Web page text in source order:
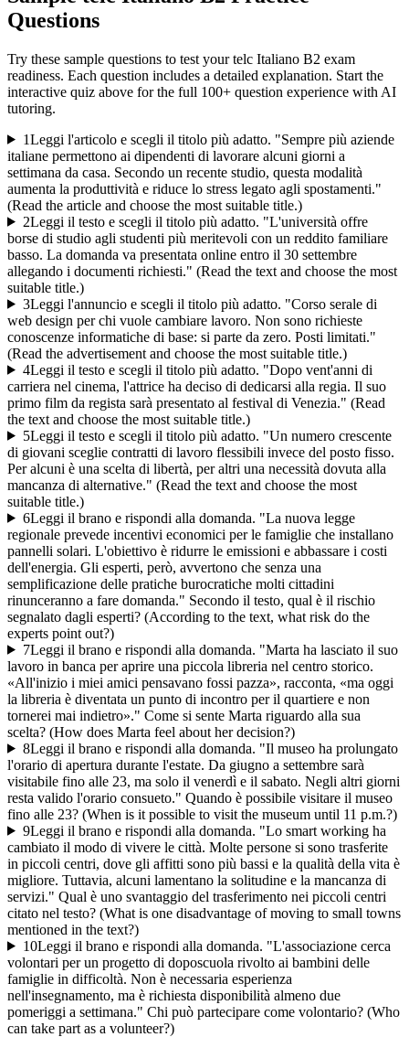
Questions
Try these sample questions to test yourtelc Italiano B2 exam
readiness. Each question includes a detailed explanation. Start the
interactive quiz above for the full 100+ question experience with AI
tutoring.
1Leggi l'articolo e scegli il titolo più adatto. "Sempre più aziende
italiane permettono ai dipendenti di lavorare alcuni giorni a
settimana da casa. Secondo un recente studio, questa modalità
aumenta la produttività e riduce lo stress legato agli spostamenti."
(Read the article and choose the most suitable title.)
2Leggi il testo e scegli il titolo più adatto. "L'università offre
borse di studio agli studenti più meritevoli con un reddito familiare
basso. La domanda va presentata online entro il 30 settembre
allegando i documenti richiesti." (Read the text and choose the most
suitable title.)
3Leggi l'annuncio e scegli il titolo più adatto. "Corso serale di
web design per chi vuole cambiare lavoro. Non sono richieste
conoscenze informatiche di base: si parte da zero. Posti limitati."
(Read the advertisement and choose the most suitable title.)
4Leggi il testo e scegli il titolo più adatto. "Dopo vent'anni di
carriera nel cinema, l'attrice ha deciso di dedicarsi alla regia. Il suo
primo film da regista sarà presentato al festival di Venezia." (Read
the text and choose the most suitable title.)
5Leggi il testo e scegli il titolo più adatto. "Un numero crescente
di giovani sceglie contratti di lavoro flessibili invece del posto fisso.
Per alcuni è una scelta di libertà, per altri una necessità dovuta alla
mancanza di alternative." (Read the text and choose the most
suitable title.)
6Leggi il brano e rispondi alla domanda. "La nuova legge
regionale prevede incentivi economici per le famiglie che installano
pannelli solari. L'obiettivo è ridurre le emissioni e abbassare i costi
dell'energia. Gli esperti, però, avvertono che senza una
semplificazione delle pratiche burocratiche molti cittadini
rinunceranno a fare domanda." Secondo il testo, qual è il rischio
segnalato dagli esperti? (According to the text, what risk do the
experts point out?)
7Leggi il brano e rispondi alla domanda. "Marta ha lasciato il suo
lavoro in banca per aprire una piccola libreria nel centro storico.
«All'inizio i miei amici pensavano fossi pazza», racconta, «ma oggi
la libreria è diventata un punto di incontro per il quartiere e non
tornerei mai indietro»." Come si sente Marta riguardo alla sua
scelta? (How does Marta feel about her decision?)
8Leggi il brano e rispondi alla domanda. "Il museo ha prolungato
l'orario di apertura durante l'estate. Da giugno a settembre sarà
visitabile fino alle 23, ma solo il venerdì e il sabato. Negli altri giorni
resta valido l'orario consueto." Quando è possibile visitare il museo
fino alle 23? (When is it possible to visit the museum until 11 p.m.?)
9Leggi il brano e rispondi alla domanda. "Lo smart working ha
cambiato il modo di vivere le città. Molte persone si sono trasferite
in piccoli centri, dove gli affitti sono più bassi e la qualità della vita è
migliore. Tuttavia, alcuni lamentano la solitudine e la mancanza di
servizi." Qual è uno svantaggio del trasferimento nei piccoli centri
citato nel testo? (What is one disadvantage of moving to small towns
mentioned in the text?)
10Leggi il brano e rispondi alla domanda. "L'associazione cerca
volontari per un progetto di doposcuola rivolto ai bambini delle
famiglie in difficoltà. Non è necessaria esperienza
nell'insegnamento, ma è richiesta disponibilità almeno due
pomeriggi a settimana." Chi può partecipare come volontario? (Who
can take part as a volunteer?)